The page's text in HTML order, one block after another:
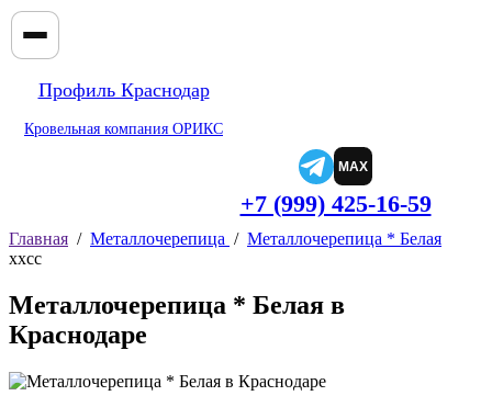
Профиль Краснодар
Кровельная компания ОРИКС
MAX
+7 (999) 425-16-59
Главная / Металлочерепица / Металлочерепица * Белая
xxcc
Металлочерепица * Белая в
Краснодаре